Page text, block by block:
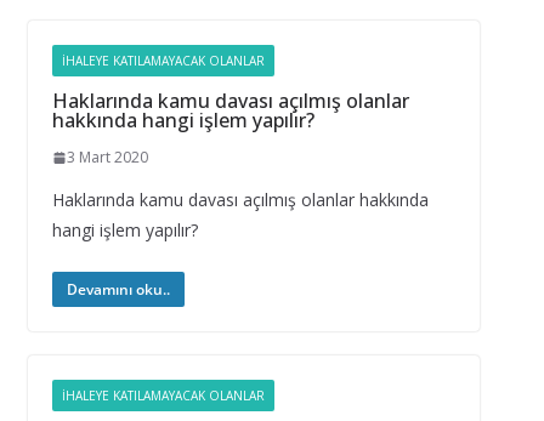
İHALEYE KATILAMAYACAK OLANLAR
Haklarında kamu davası açılmış olanlar
hakkında hangi işlem yapılır?
3 Mart 2020
Haklarında kamu davası açılmış olanlar hakkında
hangi işlem yapılır?
Devamını oku..
İHALEYE KATILAMAYACAK OLANLAR